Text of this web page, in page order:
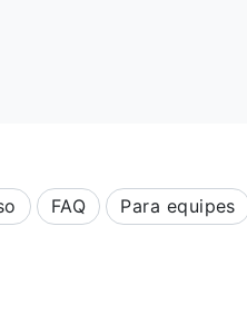
FAQ Para equipes